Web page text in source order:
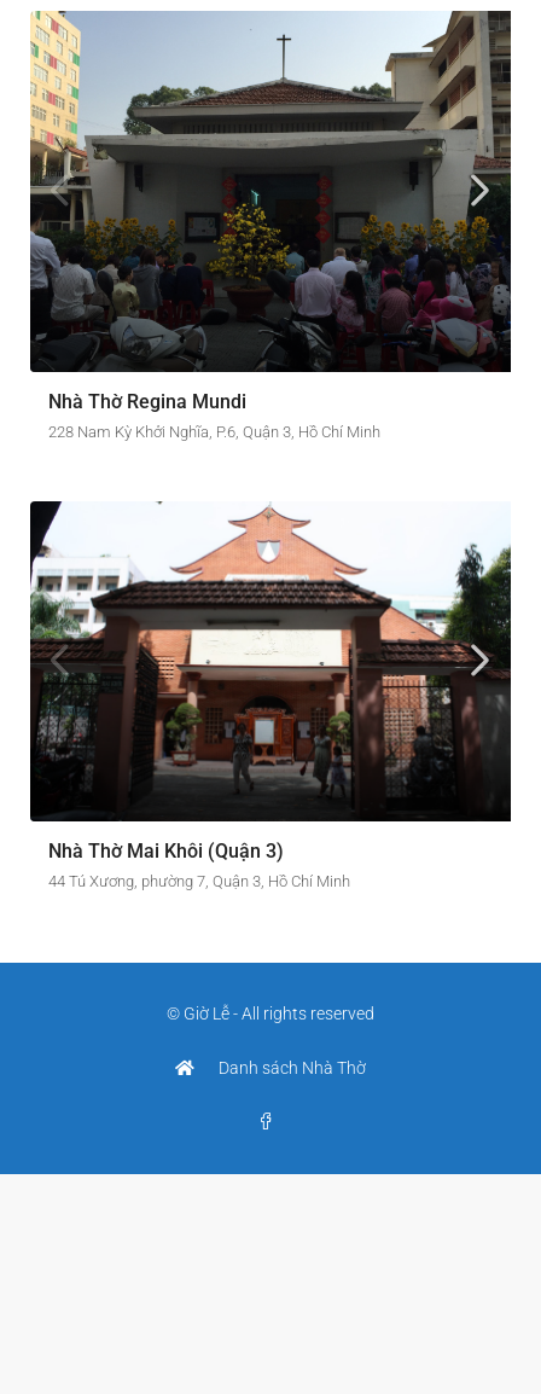
Nhà Thờ Regina Mundi
228 Nam Kỳ Khởi Nghĩa, P.6, Quận 3, Hồ Chí Minh
Nhà Thờ Mai Khôi (Quận 3)
44 Tú Xương, phường 7, Quận 3, Hồ Chí Minh
© Giờ Lễ - All rights reserved
Danh sách Nhà Thờ